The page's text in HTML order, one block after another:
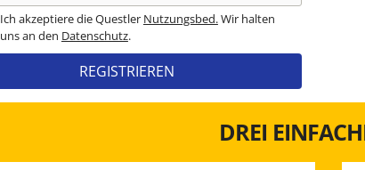
Ich akzeptiere die Questler Nutzungsbed.Wir halten
uns an den Datenschutz.
REGISTRIEREN
DREI